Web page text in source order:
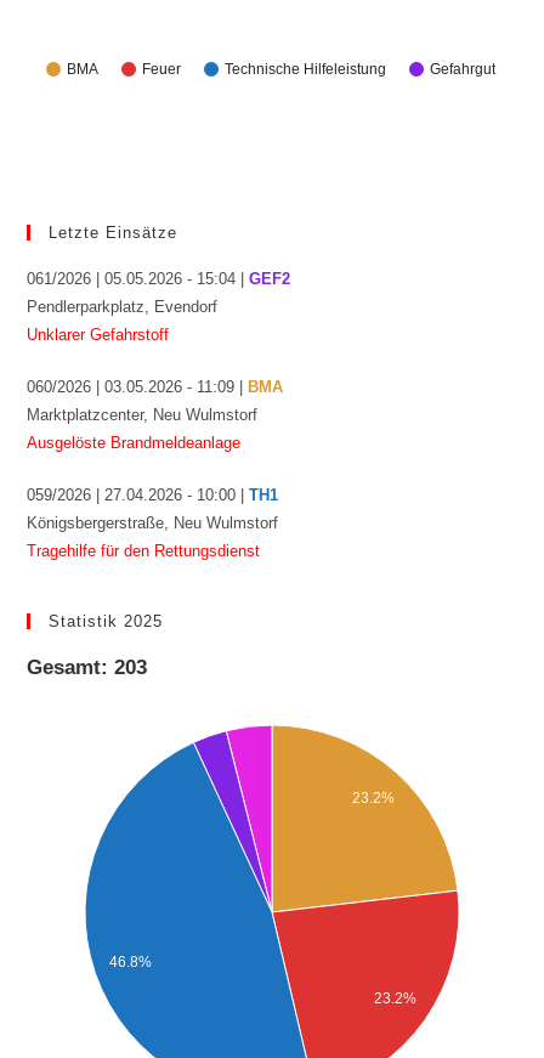
BMA Feuer Technische Hilfeleistung Gefahrgut
Letzte Einsätze
061/2026 | 05.05.2026 - 15:04 |GEF2
Pendlerparkplatz, Evendorf
Unklarer Gefahrstoff
060/2026 | 03.05.2026 - 11:09 |
BMA
Marktplatzcenter, Neu Wulmstorf
Ausgelöste Brandmeldeanlage
059/2026 | 27.04.2026 - 10:00 |TH1
Königsbergerstraße, Neu Wulmstorf
Tragehilfe für den Rettungsdienst
Statistik 2025
Gesamt: 203
23.2%
23.2%
46.8%